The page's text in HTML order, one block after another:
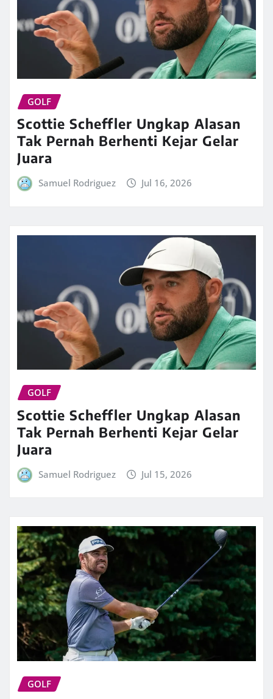
GOLF
Scottie Scheffler Ungkap Alasan
Tak Pernah Berhenti Kejar Gelar
Juara
Samuel Rodriguez Jul 16, 2026
GOLF
Scottie Scheffler Ungkap Alasan
Tak Pernah Berhenti Kejar Gelar
Juara
Samuel Rodriguez Jul 15, 2026
GOLF